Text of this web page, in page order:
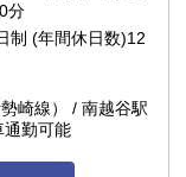
分
制 (年間休日数)12
崎線） / 南越谷駅
通勤可能